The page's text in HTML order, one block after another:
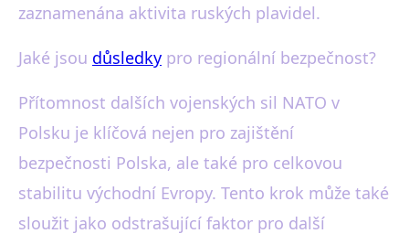
zaznamenána aktivita ruských plavidel.
Jaké jsou důsledky pro regionální bezpečnost?
Přítomnost dalších vojenských sil NATO v
Polsku je klíčová nejen pro zajištění
bezpečnosti Polska, ale také pro celkovou
stabilitu východní Evropy. Tento krok může také
sloužit jako odstrašující faktor pro další